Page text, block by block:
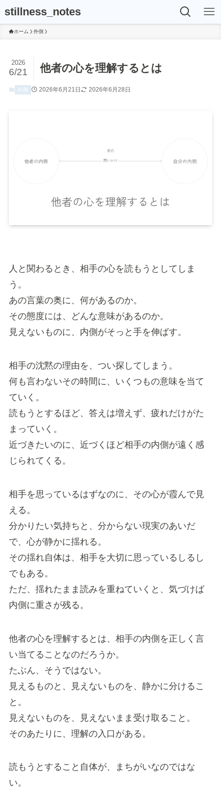
stillness_notes
ホーム 外側
他者の心を理解するとは
2026
6/21
外側 2026年6月21日 2026年6月28日
人と関わるとき、相手の心を読もうとしてしま
う。
あの言葉の奥に、何があるのか。
その態度には、どんな意味があるのか。
見えないものに、内側がそっと手を伸ばす。
相手の沈黙の理由を、つい探してしまう。
何も言わないその時間に、いくつもの意味を当て
ていく。
読もうとするほど、答えは増えず、疲れだけがた
まっていく。
近づきたいのに、近づくほど相手の内側が遠く感
じられてくる。
相手を思っているはずなのに、その心が霞んで見
える。
分かりたい気持ちと、分からない現実のあいだ
で、心が静かに揺れる。
その揺れ自体は、相手を大切に思っているしるし
でもある。
ただ、揺れたまま読みを重ねていくと、気づけば
内側に重さが残る。
他者の心を理解するとは、相手の内側を正しく言
い当てることなのだろうか。
たぶん、そうではない。
見えるものと、見えないものを、静かに分けるこ
と。
見えないものを、見えないまま受け取ること。
そのあたりに、理解の入口がある。
読もうとすること自体が、まちがいなのではな
い。